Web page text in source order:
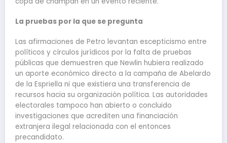
La pruebas por la que se pregunta
Las afirmaciones de Petro levantan escepticismo entre
políticos y círculos jurídicos por la falta de pruebas
públicas que demuestren que Newlin hubiera realizado
un aporte económico directo a la campaña de Abelardo
de la Espriella ni que existiera una transferencia de
recursos hacia su organización política. Las autoridades
electorales tampoco han abierto o concluido
investigaciones que acrediten una financiación
extranjera ilegal relacionada con el entonces
precandidato.